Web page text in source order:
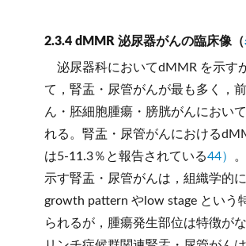
2.3.4 dMMR 泌尿器がんの臨床像（
泌尿器科においてdMMR を示す
て，腎盂・尿管がんが最も多く，
ん・胚細胞腫瘍・膀胱がんにおい
れる。腎盂・尿管がんにおける
は5-11.3％と報告されている44）
示す腎盂・尿管がんは，組織学的
growth pattern やlow stage という
られるが，腫瘍発生部位は特徴が